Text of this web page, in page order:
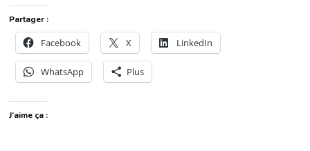
Partager :
Facebook X LinkedIn
WhatsApp Plus
J’aime ça :